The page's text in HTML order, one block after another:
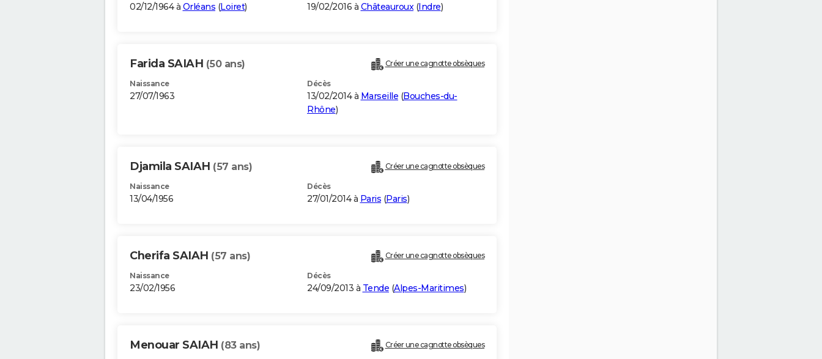
02/12/1964 à Orléans (Loiret) 19/02/2016 à Châteauroux(Indre)
Farida SAIAH (50 ans) Créer une cagnotte obsèques
Naissance
27/07/1963
Décès
13/02/2014 à Marseille (Bouches-du-
Rhône)
Djamila SAIAH (57 ans) Créer une cagnotte obsèques
Naissance
13/04/1956
Décès
27/01/2014 à Paris (Paris)
Cherifa SAIAH (57 ans) Créer une cagnotte obsèques
Naissance
23/02/1956
Décès
24/09/2013 à Tende (Alpes-Maritimes)
Menouar SAIAH (83 ans) Créer une cagnotte obsèques